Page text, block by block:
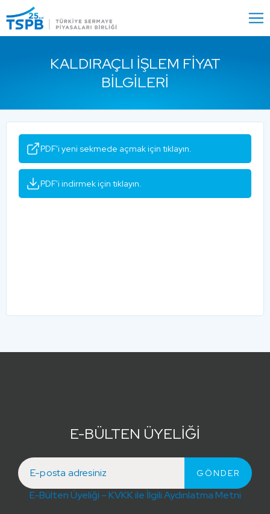
Close
KALDIRAÇLI İŞLEM FIYAT
BILGILERI
PDF'i yeni sekmede açmak için tıklayın.
PDF'i indirmek için tıklayın.
E-BÜLTEN ÜYELİĞİ
E-Bülten Üyeliği – KVKK ile İlgili Aydınlatma Metni